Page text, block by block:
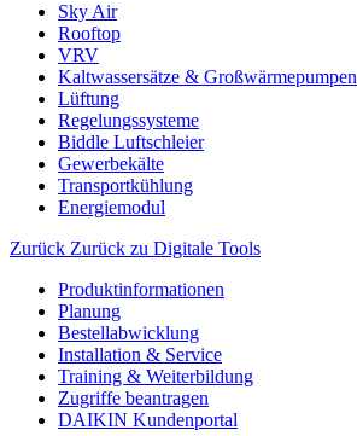
Sky Air
Rooftop
VRV
Kaltwassersätze & Großwärmepumpen
Lüftung
Regelungssysteme
Biddle Luftschleier
Gewerbekälte
Transportkühlung
Energiemodul
Zurück Zurück zu Digitale Tools
Produktinformationen
Planung
Bestellabwicklung
Installation & Service
Training & Weiterbildung
Zugriffe beantragen
DAIKIN Kundenportal